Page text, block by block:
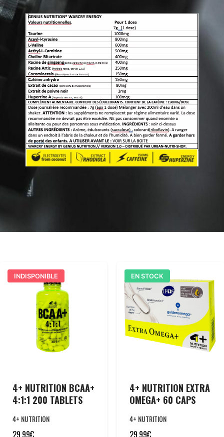
INDISPONIBLE
4+ NUTRITION BCAA+
4:1:1 200 TABLETS
4+ NUTRITION
29,99€
EN STOCK
4+ NUTRITION EXTRA
OMEGA+ 60 CAPS
4+ NUTRITION
29,99€